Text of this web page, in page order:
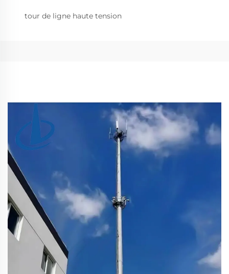
tour de ligne haute tension